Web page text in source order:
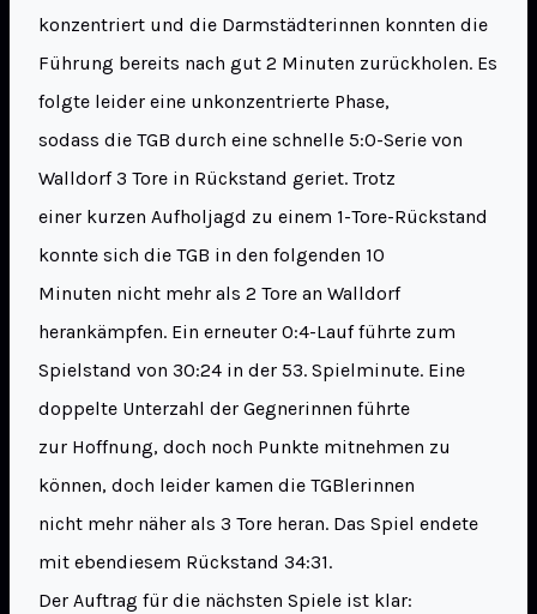
konzentriert und die Darmstädterinnen konnten die
Führung bereits nach gut 2 Minuten zurückholen. Es
folgte leider eine unkonzentrierte Phase,
sodass die TGB durch eine schnelle 5:0-Serie von
Walldorf 3 Tore in Rückstand geriet. Trotz
einer kurzen Aufholjagd zu einem 1-Tore-Rückstand
konnte sich die TGB in den folgenden 10
Minuten nicht mehr als 2 Tore an Walldorf
herankämpfen. Ein erneuter 0:4-Lauf führte zum
Spielstand von 30:24 in der 53. Spielminute. Eine
doppelte Unterzahl der Gegnerinnen führte
zur Hoffnung, doch noch Punkte mitnehmen zu
können, doch leider kamen die TGBlerinnen
nicht mehr näher als 3 Tore heran. Das Spiel endete
mit ebendiesem Rückstand 34:31.
Der Auftrag für die nächsten Spiele ist klar: